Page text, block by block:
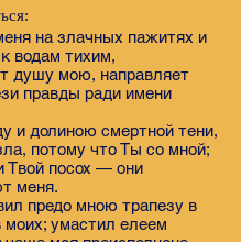
на злачных пажитях и
водам тихим,
душу мою, направляет
правды ради имени
и долиною смертной тени,
потому что Ты со мной;
Твой посох — они
меня.
предо мною трапезу в
моих; умастил елеем